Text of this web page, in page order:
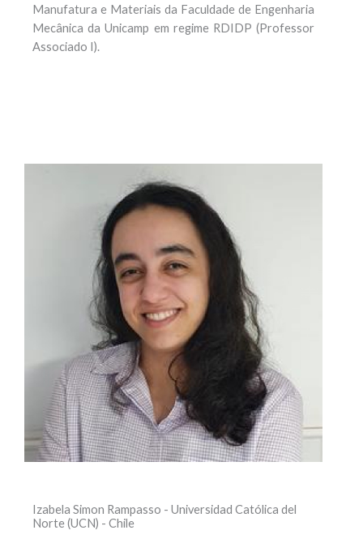
Manufatura e Materiais da Faculdade de Engenharia
Mecânica da Unicamp em regime RDIDP (Professor
Associado I).
Izabela Simon Rampasso - Universidad Católica del
Norte (UCN) - Chile